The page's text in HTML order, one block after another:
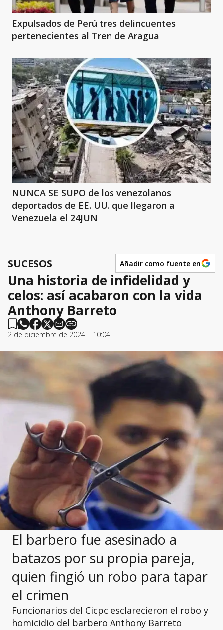
Expulsados de Perú tres delincuentes
pertenecientes al Tren de Aragua
NUNCA SE SUPO de los venezolanos
deportados de EE. UU. que llegaron a
Venezuela el 24JUN
SUCESOS Añadir como fuente en
Una historia de infidelidad y
celos: así acabaron con la vida
Anthony Barreto
2 de diciembre de 2024 | 10:04
El barbero fue asesinado a
batazos por su propia pareja,
quien fingió un robo para tapar
el crimen
Funcionarios del Cicpc esclarecieron el robo y
homicidio del barbero Anthony Barreto